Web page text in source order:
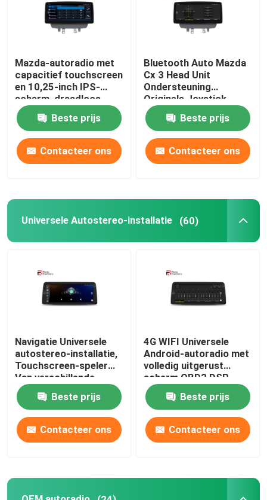
Mazda-autoradio met
capacitief touchscreen
en 10,25-inch IPS-
scherm, draadloos
Carplay
Beste prijs
Contacteer ons
Bluetooth Auto Mazda
Cx 3 Head Unit
Ondersteuning
Originele Joystick
Draadloze Carplay 4G
Beste prijs
Contacteer ons
Universele Autostereo-installatie (60)
Navigatie Universele
autostereo-installatie,
Touchscreen-speler
Van verschillende
media 1920 × 720 IPS
Beste prijs
Contacteer ons
4G WIFI Universele
Android-autoradio met
volledig uitgerust
scherm OBD2 DSP
CarPlay
Beste prijs
Contacteer ons